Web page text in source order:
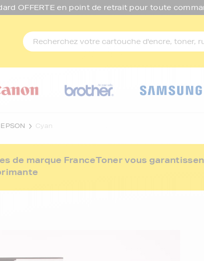
OFFERTE en point de retrait pour toute
Cyan
de marque FranceToner vous